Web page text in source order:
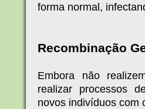
forma normal,
Recombinação
Embora não
realizar processos
novos indivíduos com